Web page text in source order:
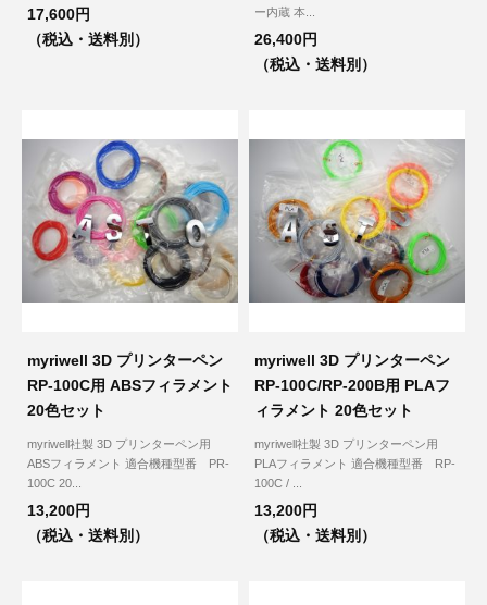
17,600円
（税込・送料別）
ー内蔵 本...
26,400円
（税込・送料別）
myriwell 3D プリンターペン
RP-100C用 ABSフィラメント
20色セット
myriwell社製 3D プリンターペン用
ABSフィラメント 適合機種型番 PR-
100C 20...
13,200円
（税込・送料別）
myriwell 3D プリンターペン
RP-100C/RP-200B用 PLAフ
ィラメント 20色セット
myriwell社製 3D プリンターペン用
PLAフィラメント 適合機種型番 RP-
100C / ...
13,200円
（税込・送料別）